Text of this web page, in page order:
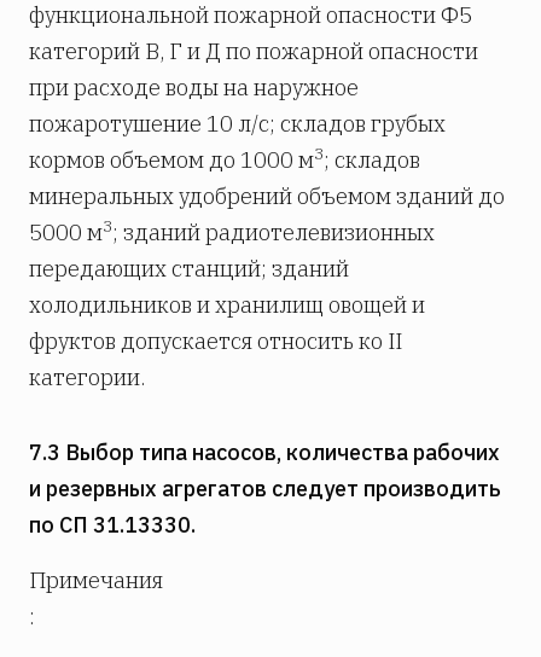
функциональной пожарной опасности Ф5
категорий В, Г и Д по пожарной опасности
при расходе воды на наружное
пожаротушение 10 л/с; складов грубых
кормов объемом до 1000 м3; складов
минеральных удобрений объемом зданий до
5000 м3; зданий радиотелевизионных
передающих станций; зданий
холодильников и хранилищ овощей и
фруктов допускается относить ко II
категории.
7.3 Выбор типа насосов, количества рабочих
и резервных агрегатов следует производить
по СП 31.13330.
Примечания
: